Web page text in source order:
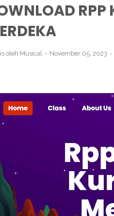
RPP
oleh Musical November 05, 2023